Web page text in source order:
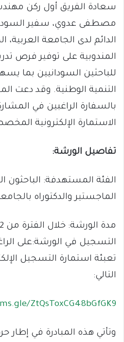
سعادة الفريق أول ركن
مصطفى عدوي، سفير
الدائم لدى الجامعة
المندوبية على توفير فرص
للباحثين السودانيين بما
التنمية الوطنية. وقد دعت
بالسفارة الراغبين في
الاستمارة الإلكترونية
تفاصيل الورشة:
الفئة المستهدفة: الباحثون
الماجستير والدكتوراه
مدة الورشة: خلال الفترة من 22 إلى 25 يونيو 2026م.
التسجيل في الورشة:على
تعبئة استمارة التسجيل
التالي:
ZtQsToxCG48bGfGK9
وتأتي هذه المبادرة في إطار